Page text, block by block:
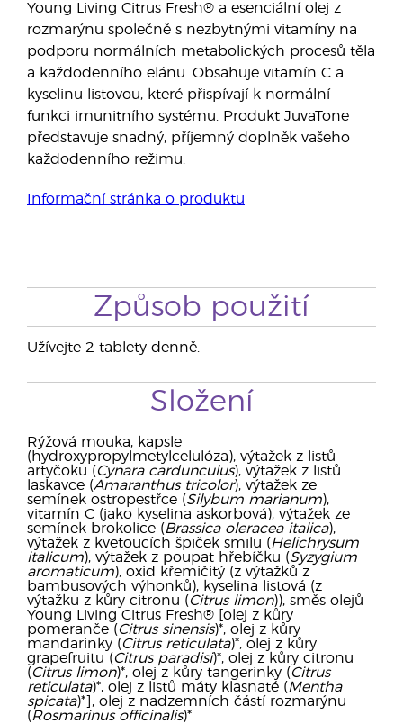
Young Living Citrus Fresh® a esenciální olej z
rozmarýnu společně s nezbytnými vitamíny na
podporu normálních metabolických procesů těla
a každodenního elánu. Obsahuje vitamín C a
kyselinu listovou, které přispívají k normální
funkci imunitního systému. Produkt JuvaTone
představuje snadný, příjemný doplněk vašeho
každodenního režimu.
Informační stránka o produktu
Způsob použití
Užívejte 2 tablety denně.
Složení
Rýžová mouka, kapsle
(hydroxypropylmetylcelulóza), výtažek z listů
artyčoku (Cynara cardunculus), výtažek z listů
laskavce (Amaranthus tricolor), výtažek ze
semínek ostropestřce (Silybum marianum),
vitamín C (jako kyselina askorbová), výtažek ze
semínek brokolice (Brassica oleracea italica),
výtažek z kvetoucích špiček smilu (Helichrysum
italicum), výtažek z poupat hřebíčku (Syzygium
aromaticum), oxid křemičitý (z výtažků z
bambusových výhonků), kyselina listová (z
výtažku z kůry citronu (Citrus limon)), směs olejů
Young Living Citrus Fresh® [olej z kůry
pomeranče (Citrus sinensis)*, olej z kůry
mandarinky (Citrus reticulata)*, olej z kůry
grapefruitu (Citrus paradisi)*, olej z kůry citronu
(Citrus limon)*, olej z kůry tangerinky (Citrus
reticulata)*, olej z listů máty klasnaté (Mentha
spicata)*], olej z nadzemních částí rozmarýnu
(Rosmarinus officinalis)*